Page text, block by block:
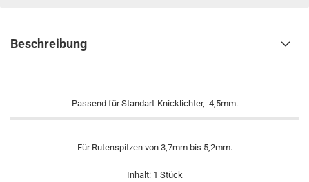
Beschreibung
Passend für Standart-Knicklichter, 4,5mm.
Für Rutenspitzen von 3,7mm bis 5,2mm.
Inhalt: 1 Stück